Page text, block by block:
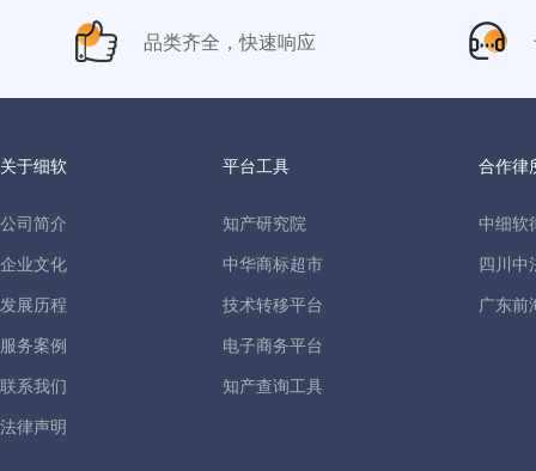
品类齐全，快速响应
关于细软
公司简介
企业文化
发展历程
服务案例
联系我们
法律声明
平台工具
知产研究院
中华商标超市
技术转移平台
电子商务平台
知产查询工具
合作律
中细软
四川中
广东前